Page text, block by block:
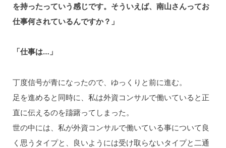
を持ったっていう感じです。そういえば、南山さんってお
仕事何されているんですか？」
「仕事は…」
丁度信号が青になったので、ゆっくりと前に進む。
足を進めると同時に、私は外資コンサルで働いていると正
直に伝えるのを躊躇ってしまった。
世の中には、私が外資コンサルで働いている事について良
く思うタイプと、良いようには受け取らないタイプと二通